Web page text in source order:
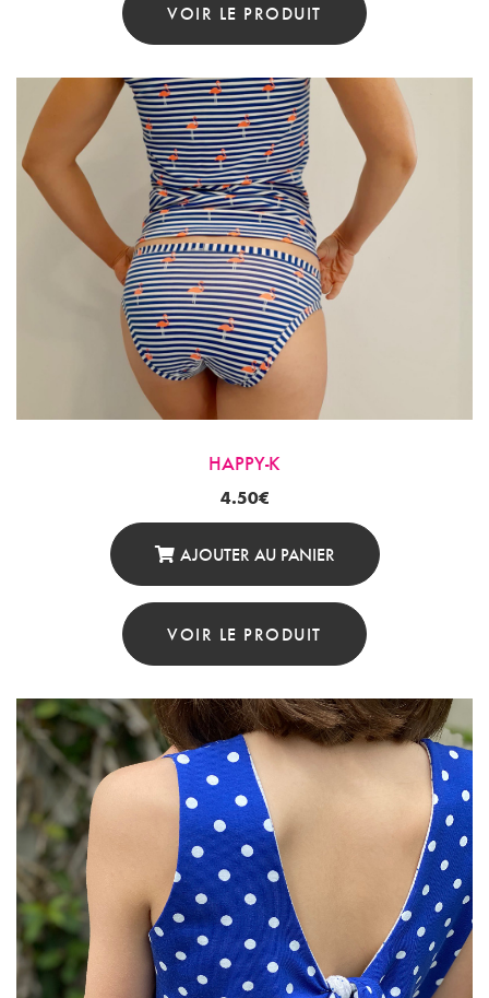
VOIR LE PRODUIT
HAPPY-K
4.50€
AJOUTER AU PANIER
VOIR LE PRODUIT